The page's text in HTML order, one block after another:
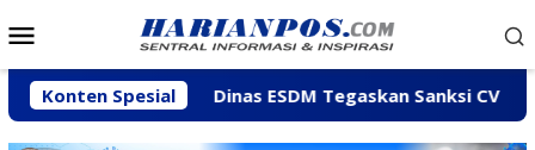
ke
Mobile
Konten Spesial
Dinas ESDM Tegaskan Sanksi CV BBN Belum